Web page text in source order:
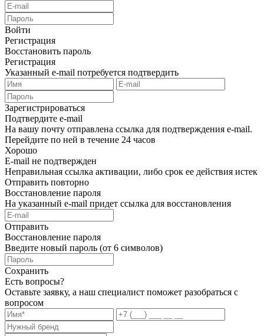
Войти
Регистрация
Восстановить пароль
Регистрация
Указанный e-mail потребуется подтвердить
Зарегистрироваться
Подтвердите e-mail
На вашу почту отправлена ссылка для подтверждения e-mail.
Перейдите по ней в течение 24 часов
Хорошо
E-mail не подтвержден
Неправильная ссылка активации, либо срок ее действия истек
Отправить повторно
Восстановление пароля
На указанный e-mail придет ссылка для восстановления
Отправить
Восстановление пароля
Введите новый пароль (от 6 символов)
Сохранить
Есть вопросы?
Оставьте заявку, а наш специалист поможет разобраться с
вопросом